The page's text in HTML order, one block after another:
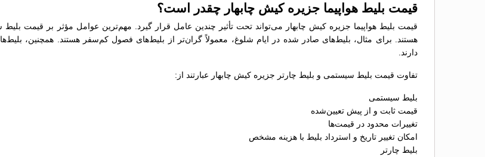
قیمت بلیط هواپیما جزیره کیش چابهار چقدر است؟
قیمت بلیط هواپیما جزیره کیش چابهار می‌تواند تحت تأثیر چندین عامل قرار گیرد. مهم‌ترین عوامل مؤثر بر قیمت
هستند. برای مثال، بلیط‌های صادر شده در ایام شلوغ، معمولاً گران‌تر از بلیط‌های فصول کم‌سفر هستند. همچنین،
دارند.
تفاوت قیمت بلیط سیستمی و بلیط چارتر جزیره کیش چابهار عبارتند از:
بلیط سیستمی
قیمت ثابت و از پیش تعیین‌شده
تغییرات محدود در قیمت‌ها
امکان تغییر تاریخ و استرداد بلیط با هزینه مشخص
بلیط چارتر